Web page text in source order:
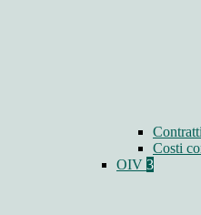
Costi
OIV 3